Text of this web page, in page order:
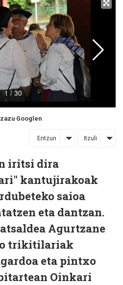
Googlen
Entzun Itzuli
iritsi dira
kantujirakoak
saioa
eta dantzan.
Agurtzane
trikitilariak
eta pintxo
Oinkari